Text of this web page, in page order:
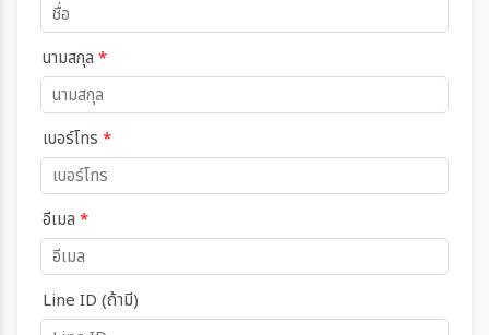
นามสกุล *
เบอร์โทร *
อีเมล *
Line ID (ถ้ามี)